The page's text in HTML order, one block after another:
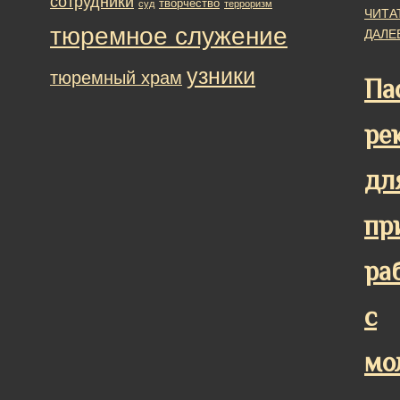
с
суд творчество терроризм
тюремное служение
тюремный храм узники